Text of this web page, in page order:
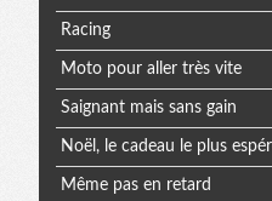
Racing
Moto pour aller très vite
Saignant mais sans gain
Noël, le cadeau le plus
Même pas en retard